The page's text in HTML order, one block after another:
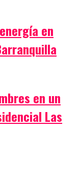
en
en un
Las